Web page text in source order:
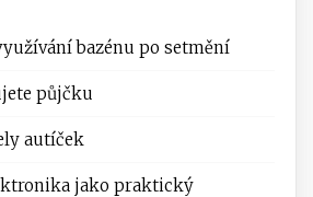
bazénu po setmění
půjčku
autíček
jako praktický